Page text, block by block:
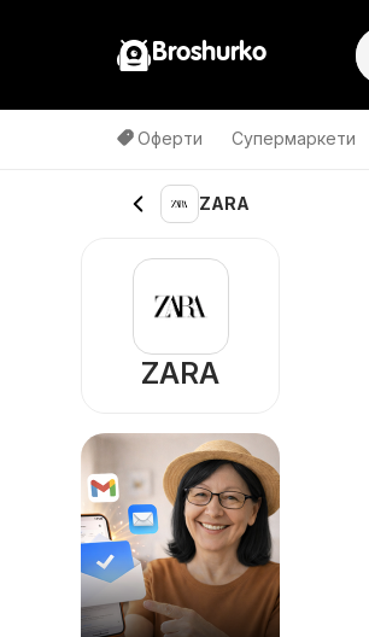
Broshurko
Оферти Супермаркети
ZARA
ZARA